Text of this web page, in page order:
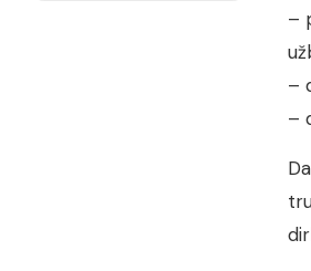
–
–
–